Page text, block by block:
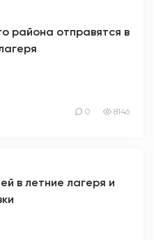
района отправятся в
0 8146
в летние лагеря и